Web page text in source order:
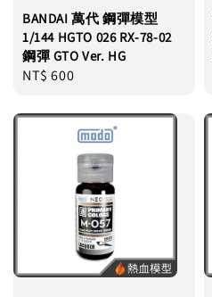
BANDAI 萬代 鋼彈模型
1/144 HGTO 026 RX-78-02
鋼彈 GTO Ver. HG
Regular
NT$ 600